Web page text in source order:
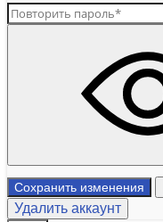
Сохранить изменения
Удалить аккаунт